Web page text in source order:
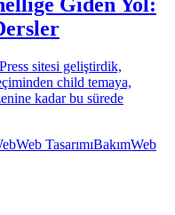
Giden Yol:
sitesi geliştirdik,
child temaya,
kadar bu sürede
Web TasarımıBakımWeb